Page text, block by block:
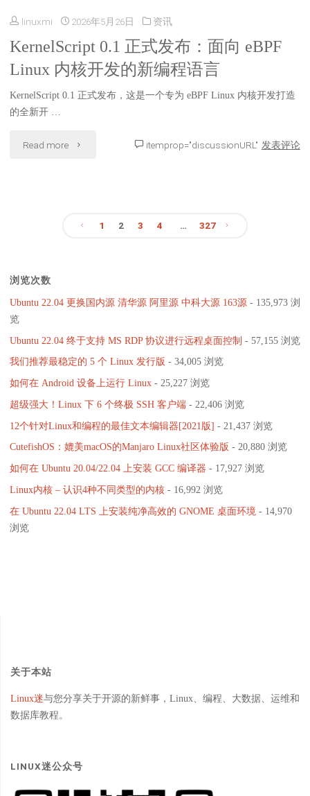
性，
新
增
区
性
RHEL
9.8
的
10.2
发
启
动"
linuxmi 2026年5月26日 资讯
KernelScript 0.1 正式发布：面向 eBPF
Linux 内核开发的新编程语言
KernelScript 0.1 正式发布，这是一个专为 eBPF Linux 内核开发打造
的全新开 …
Read more "KernelScript
面
向
eBPF
内
核
itemprop="discussionURL" 发表评论
页
1 2 3 4 … 327
浏览次数
Ubuntu 22.04 更换国内源 清华源 阿里源 中科大源 163源 - 135,973 浏
览
Ubuntu 22.04 终于支持 MS RDP 协议进行远程桌面控制 - 57,155 浏览
我们推荐最稳定的 5 个 Linux 发行版 - 34,005 浏览
如何在 Android 设备上运行 Linux- 25,227 浏览
超级强大！Linux 下 6 个终极 SSH 客户端- 22,406 浏览
12个针对Linux和编程的最佳文本编辑器[2021版] - 21,437 浏览
CutefishOS：媲美macOS的Manjaro Linux社区体验版 - 20,880 浏览
如何在 Ubuntu 20.04/22.04 上安装 GCC 编译器 - 17,927 浏览
Linux内核 – 认识4种不同类型的内核- 16,992 浏览
在 Ubuntu 22.04 LTS 上安装纯净高效的 GNOME 桌面环境 - 14,970
浏览
关于本站
Linux迷与您分享关于开源的新鲜事，Linux、编程、大数据、运维和
数据库教程。
LINUX迷公众号